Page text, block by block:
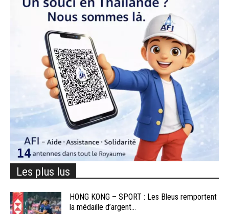
Les plus lus
HONG KONG – SPORT : Les Bleus remportent
la médaille d’argent...